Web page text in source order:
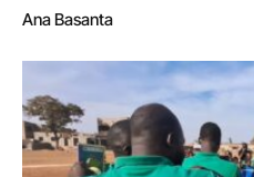
Ana Basanta